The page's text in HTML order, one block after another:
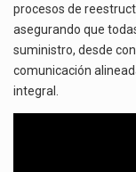
procesos de
asegurando que
suministro, desde
comunicación
integral.